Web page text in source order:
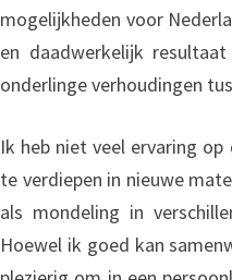
mogelijkheden voor
en daadwerkelijk
onderlinge verhoudingen
Ik heb niet veel ervaring
te verdiepen in nieuwe
als mondeling in
Hoewel ik goed kan